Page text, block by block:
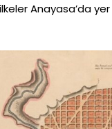
Anayasa’da